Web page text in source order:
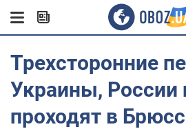
Трехсторонние
Украины, России
проходят в